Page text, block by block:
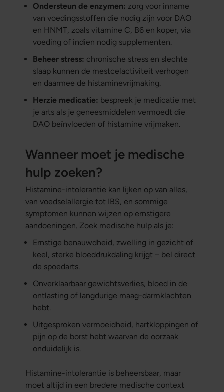
Ondersteun de enzymen: zorg voor inname
van voedingsstoffen die nodig zijn voor DAO
en HNMT, zoals vitamine C, B6 en koper, via
voeding of indien nodig supplementen.
Beheer stress: chronische stress en slechte
slaap kunnen de mestcelactiviteit verhogen
en daarmee de histaminevrijmaking.
Herzie medicatie: bespreek je medicatie met
je arts als je geneesmiddelen vermoedt die
DAO beïnvloeden of histamine vrijmaken.
Wanneer moet je medische
hulp zoeken?
Histamine-intolerantie kan lijken op van alles,
van voedselallergie tot IBS, en sommige
symptomen kunnen wijzen op ernstigere
aandoeningen. Zoek medische hulp als je:
Ernstige benauwdheid, zwelling in gezicht of
keel, sterke bloeddrukdaling krijgt – bel direct
de spoedarts.
Onverklaarbaar gewichtsverlies, bloed in de
ontlasting of langdurige maag-darmklachten
hebt.
Uitgesproken vermoeidheid, hartkloppingen of
pijn op de borst hebt waarvan de oorzaak
onduidelijk is.
Histamine-intolerantie is beheersbaar, maar
moet altijd in een bredere medische context